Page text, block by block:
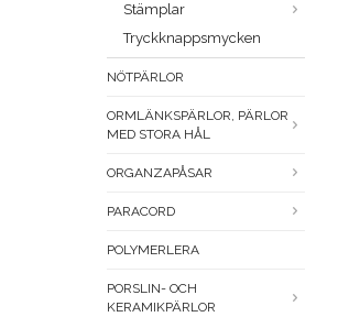
Stämplar
Tryckknappsmycken
NÖTPÄRLOR
ORMLÄNKSPÄRLOR, PÄRLOR
MED STORA HÅL
ORGANZAPÅSAR
PARACORD
POLYMERLERA
PORSLIN- OCH
KERAMIKPÄRLOR